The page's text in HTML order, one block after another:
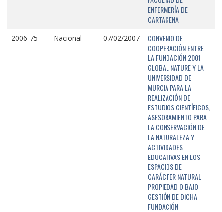
ENFERMERÍA DE
CARTAGENA
2006-75 Nacional 07/02/2007
CONVENIO DE
COOPERACIÓN ENTRE
LA FUNDACIÓN 2001
GLOBAL NATURE Y LA
UNIVERSIDAD DE
MURCIA PARA LA
REALIZACIÓN DE
ESTUDIOS CIENTÍFICOS,
ASESORAMIENTO PARA
LA CONSERVACIÓN DE
LA NATURALEZA Y
ACTIVIDADES
EDUCATIVAS EN LOS
ESPACIOS DE
CARÁCTER NATURAL
PROPIEDAD O BAJO
GESTIÓN DE DICHA
FUNDACIÓN